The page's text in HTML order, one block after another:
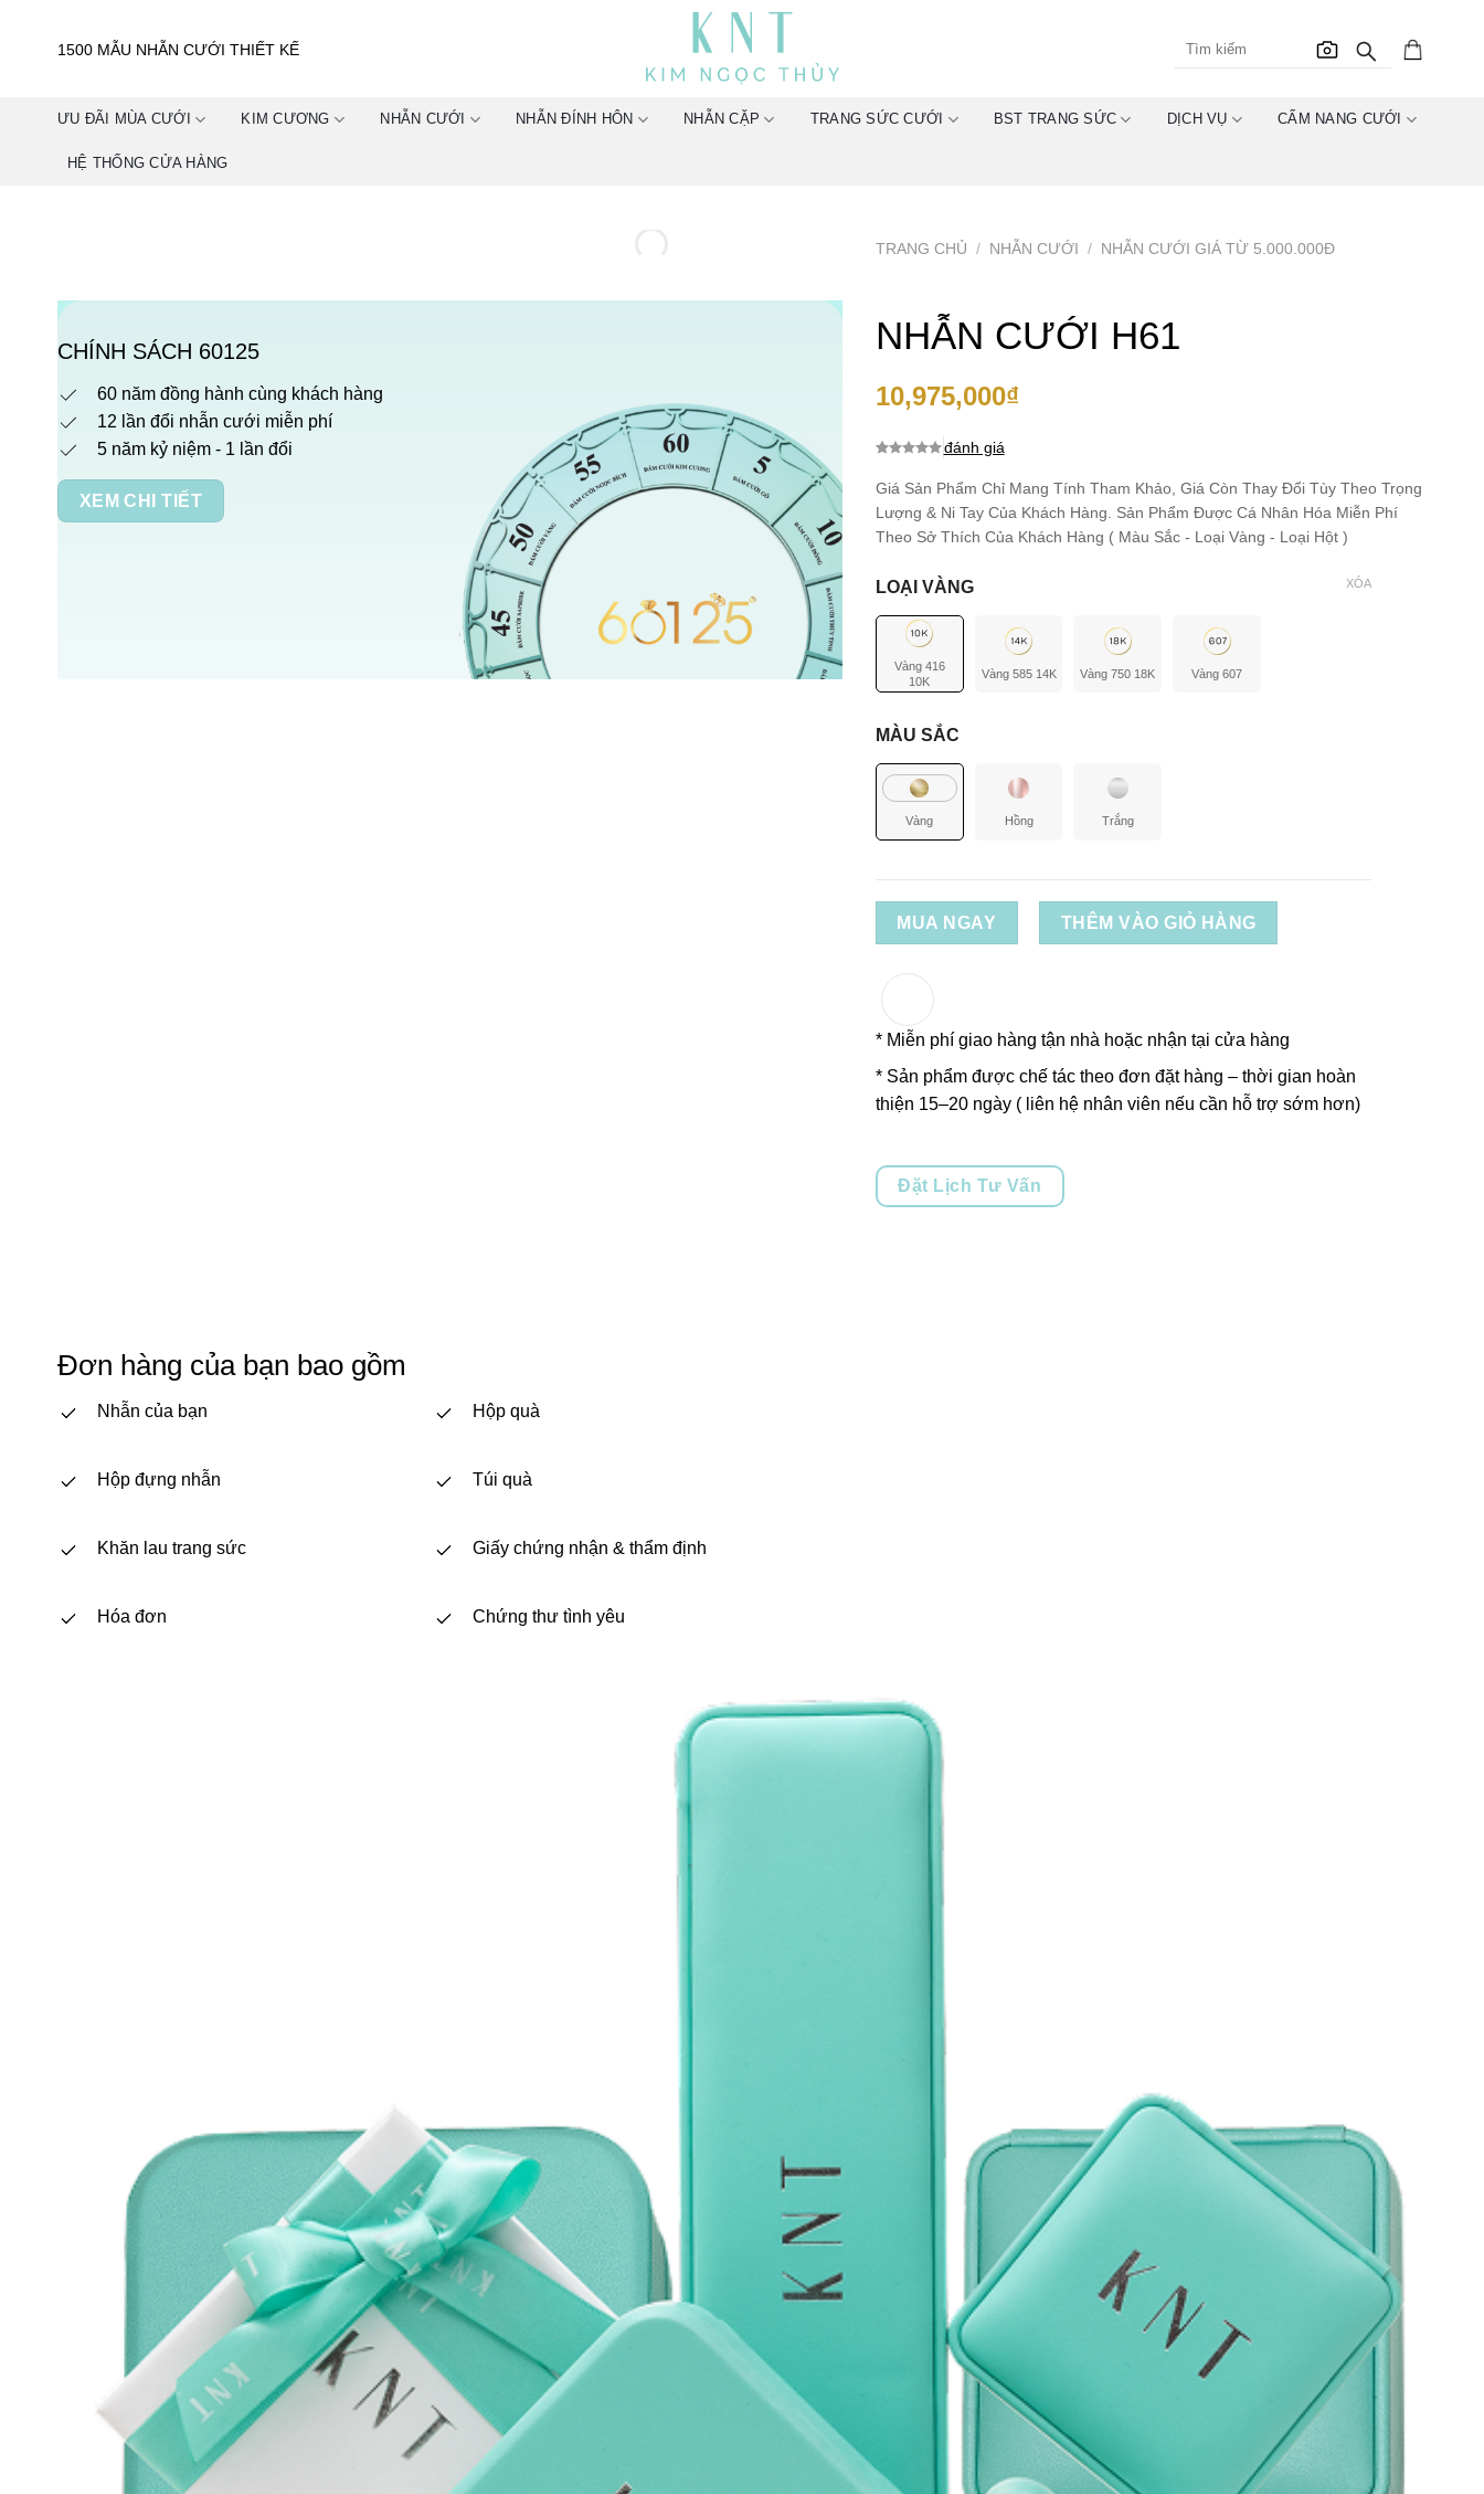
1500 MẪU NHẪN CƯỚI THIẾT KẾ
ƯU ĐÃI MÙA CƯỚI KIM CƯƠNG NHẪN CƯỚI NHẪN ĐÍNH HÔN NHẪN CẶP TRANG SỨC CƯỚI BST TRANG SỨC DỊCH VỤ CẨM NANG CƯỚI
HỆ THỐNG CỬA HÀNG
CHÍNH SÁCH 60125
60 năm đồng hành cùng khách hàng
12 lần đổi nhẫn cưới miễn phí
5 năm kỷ niệm - 1 lần đổi
XEM CHI TIẾT
TRANG CHỦ / NHẪN CƯỚI / NHẪN CƯỚI GIÁ TỪ 5.000.000Đ
NHẪN CƯỚI H61
10,975,000₫
dựa trên
đánh giá
đánh giá
Giá Sản Phẩm Chỉ Mang Tính Tham Khảo, Giá Còn Thay Đổi Tùy Theo Trọng
Lượng & Ni Tay Của Khách Hàng. Sản Phẩm Được Cá Nhân Hóa Miễn Phí
Theo Sở Thích Của Khách Hàng ( Màu Sắc - Loại Vàng - Loại Hột )
LOẠI VÀNG
Vàng 416
10K
Vàng 585 14K Vàng 750 18K Vàng 607
MÀU SẮC
Vàng Hồng Trắng
XÓA
MUA NGAY THÊM VÀO GIỎ HÀNG
* Miễn phí giao hàng tận nhà hoặc nhận tại cửa hàng
* Sản phẩm được chế tác theo đơn đặt hàng – thời gian hoàn
thiện 15–20 ngày ( liên hệ nhân viên nếu cần hỗ trợ sớm hơn)
Đặt Lịch Tư Vấn
Đơn hàng của bạn bao gồm
Nhẫn của bạn
Hộp đựng nhẫn
Khăn lau trang sức
Hóa đơn
Hộp quà
Túi quà
Giấy chứng nhận & thẩm định
Chứng thư tình yêu